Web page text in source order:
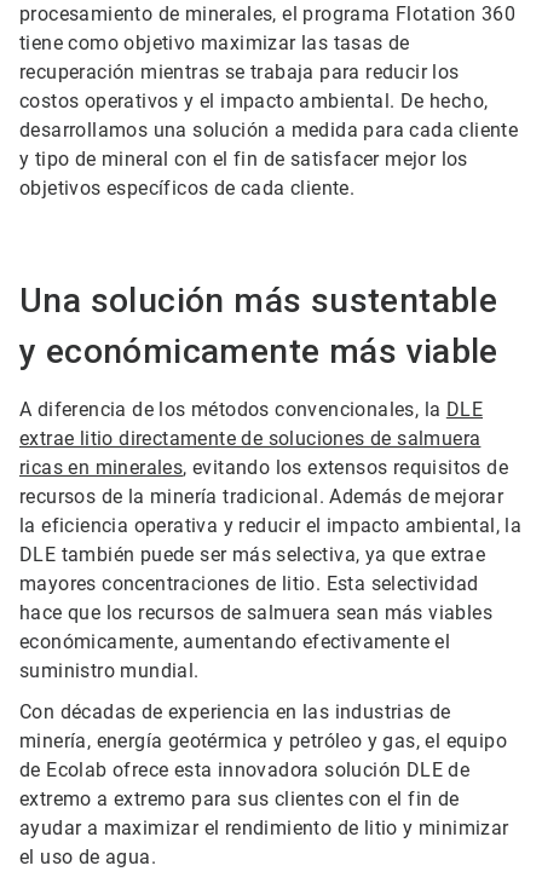
procesamiento de minerales, el programa Flotation 360
tiene como objetivo maximizar las tasas de
recuperación mientras se trabaja para reducir los
costos operativos y el impacto ambiental. De hecho,
desarrollamos una solución a medida para cada cliente
y tipo de mineral con el fin de satisfacer mejor los
objetivos específicos de cada cliente.
Una solución más sustentable
y económicamente más viable
A diferencia de los métodos convencionales, la DLE
extrae litio directamente de soluciones de salmuera
ricas en minerales, evitando los extensos requisitos de
recursos de la minería tradicional. Además de mejorar
la eficiencia operativa y reducir el impacto ambiental, la
DLE también puede ser más selectiva, ya que extrae
mayores concentraciones de litio. Esta selectividad
hace que los recursos de salmuera sean más viables
económicamente, aumentando efectivamente el
suministro mundial.
Con décadas de experiencia en las industrias de
minería, energía geotérmica y petróleo y gas, el equipo
de Ecolab ofrece esta innovadora solución DLE de
extremo a extremo para sus clientes con el fin de
ayudar a maximizar el rendimiento de litio y minimizar
el uso de agua.